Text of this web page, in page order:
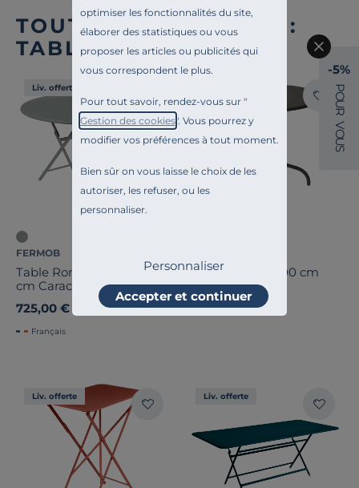
optimiser les fonctionnalités du site,
élaborer des statistiques ou vous
proposer les articles ou publicités qui
vous correspondent le plus.
Pour tout savoir, rendez-vous sur "
Gestion des cookies". Vous pourrez y
modifier vos préférences à tout moment.
Bien sûr on vous laisse le choix de les
autoriser, les refuser, ou les
personnaliser.
Personnaliser
Accepter et continuer
TOUTE NOTRE OFFRE :
TABLES D'EXTÉRIEUR
Liv. offerte
FERMOB
Table Ronde Pliante Ø128
cm Caractère en Acier
725,00 €
Français
Table Ronde Ø100 cm
Agora 2
349,00 €
Liv. offerte Liv. offerte
-5%
P
O
U
R
V
O
U
S